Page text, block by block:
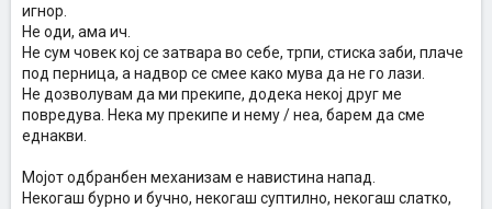
игнор.
Не оди, ама ич.
Не сум човек кој се затвара во себе, трпи, стиска заби, плаче
под перница, а надвор се смее како мува да не го лази.
Не дозволувам да ми прекипе, додека некој друг ме
повредува. Нека му прекипе и нему / неа, барем да сме
еднакви.
Мојот одбранбен механизам е навистина напад.
Некогаш бурно и бучно, некогаш суптилно, некогаш слатко,